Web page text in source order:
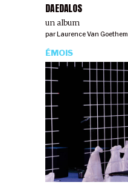
DAEDALOS
un album
parLaurence Van Goethem
ÉMOIS